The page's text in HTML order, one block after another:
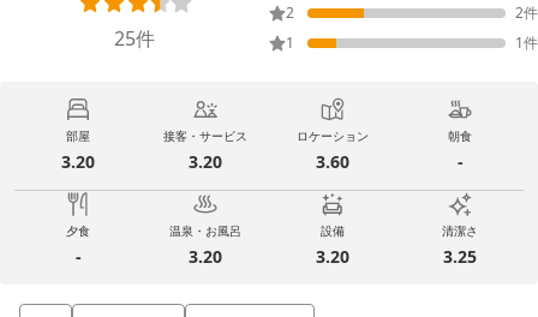
25件
2
2件
1
1件
部屋
3.20
接客・サービス
3.20
ロケーション
3.60
朝食
-
夕食
-
温泉・お風呂
3.20
設備
3.20
清潔さ
3.25